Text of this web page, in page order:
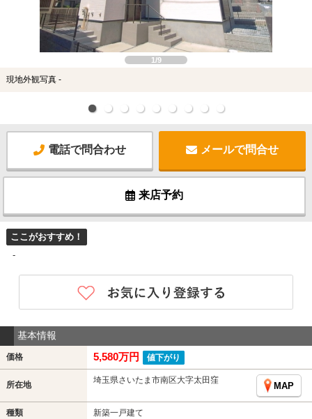
1/9
現地外観写真 -
電話で問合わせ メールで問合せ
来店予約
ここがおすすめ！
-
基本情報
価格 5,580万円 値下がり
所在地 埼玉県さいたま市南区大字太田窪
MAP
種類 新築一戸建て